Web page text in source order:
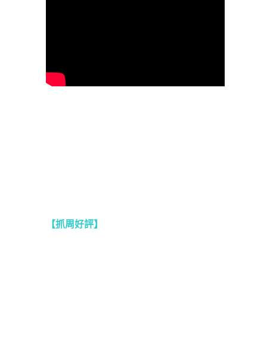
【抓周好評】